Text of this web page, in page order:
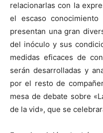
relacionarlas con la
el escaso
presentan una gran
del inóculo y sus
medidas eficaces de
serán desarrolladas y
por el resto de
mesa de debate sobre
de la vid», que se